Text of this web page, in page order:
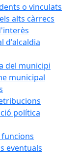
o vinculats
alts càrrecs
d'alcaldia
del municipi
municipal
política
eventuals